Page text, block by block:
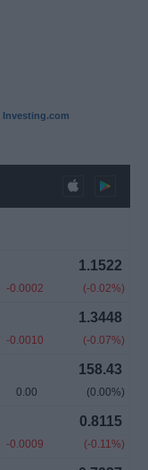
Investing.com